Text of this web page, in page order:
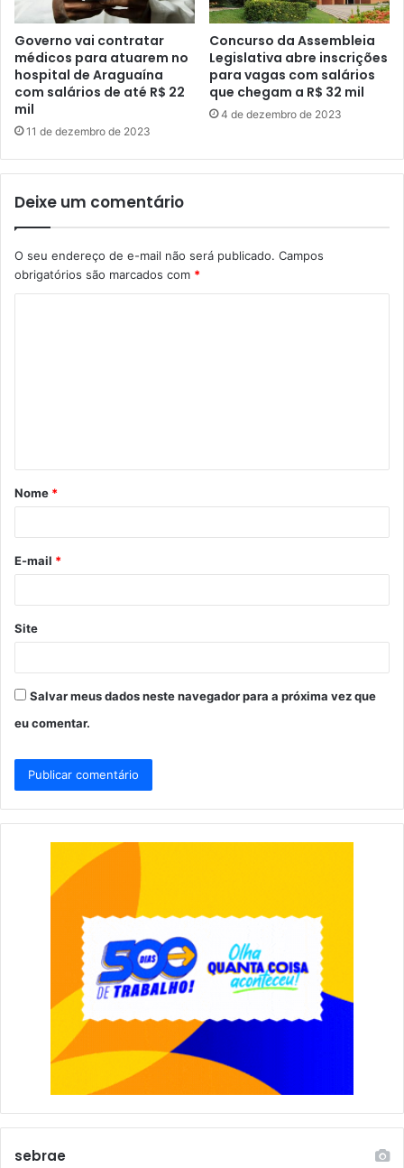
Governo vai contratar
médicos para atuarem no
hospital de Araguaína
com salários de até R$ 22
mil
11 de dezembro de 2023
Concurso da Assembleia
Legislativa abre inscrições
para vagas com salários
que chegam a R$ 32 mil
4 de dezembro de 2023
Deixe um comentário
O seu endereço de e-mail não será publicado. Campos
obrigatórios são marcados com *
á
r
*
Nome *
E-mail *
Site
Salvar meus dados neste navegador para a próxima vez que
eu comentar.
sebrae